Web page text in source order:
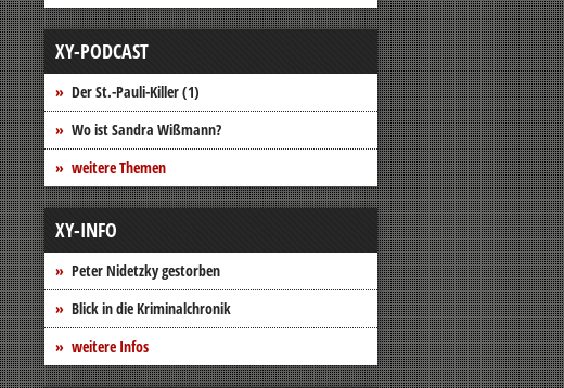
XY-PODCAST
Der St.-Pauli-Killer (1)
Wo ist Sandra Wißmann?
weitere Themen
XY-INFO
Peter Nidetzky gestorben
Blick in die Kriminalchronik
weitere Infos